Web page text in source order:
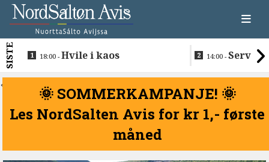
SISTE 18:00 -Hvile i kaos 14:00 -
beboerne
<
🌞 SOMMERKAMPANJE! 🌞
Les NordSalten Avis for kr 1,- første
måned